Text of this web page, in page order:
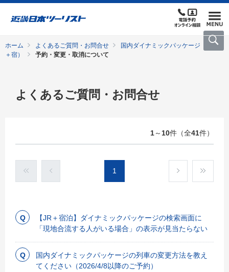
ホーム よくあるご質問・お問合せ
国内ダイナミックパッケージ（交通
＋宿）
予約・変更・取消について
よくあるご質問・お問合せ
1～ 10件（全41件）
1
【JR＋宿泊】ダイナミックパッケージの検索画面に
「現地合流する人がいる場合」の表示が見当たらない
国内ダイナミックパッケージの列車の変更方法を教え
てください（2026/4/8以降のご予約）